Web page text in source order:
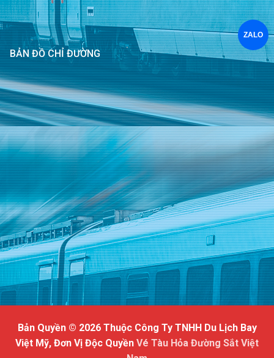
BẢN ĐỒ CHỈ ĐƯỜNG
ZALO
Bản Quyền © 2026 Thuộc Công Ty TNHH Du Lịch Bay
Việt Mỹ, Đơn Vị Độc Quyền Vé Tàu Hỏa Đường Sắt Việt